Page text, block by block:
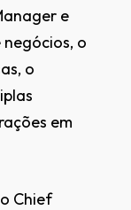
e
o
o
em
Chief